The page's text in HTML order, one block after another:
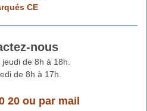
CE
nous
de 8h à 18h.
de 8h à 17h.
20ou par mail